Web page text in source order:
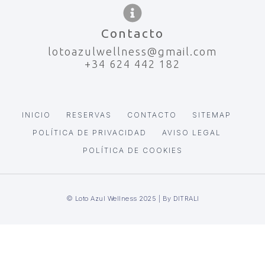
Contacto
lotoazulwellness@gmail.com
+34 624 442 182
INICIO RESERVAS CONTACTO
SITEMAP
POLÍTICA DE PRIVACIDAD
AVISO LEGAL
POLÍTICA DE COOKIES
© Loto Azul Wellness 2025 | By DITRALI